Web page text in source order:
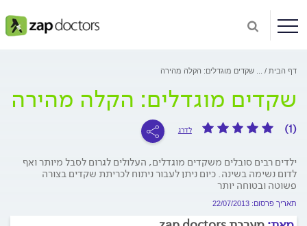
דף הבית שקדים מוגדלים: הקלה מהירה
שקדים מוגדלים: הקלה מהירה
(1) לדרג
ילדים רבים סובלים משקדים מוגדלים, העלולים לגרום לסבל מיותר ואף
לדום נשימה בשינה. כיום ניתן לעבור ניתוח לכריתת שקדים בצורה
פשוטה ובטוחה יותר
תאריך פרסום: 22/07/2013